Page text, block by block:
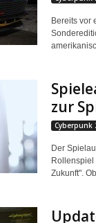
Bereits vor
zur
Cyberpunk
Der
Zukunft".